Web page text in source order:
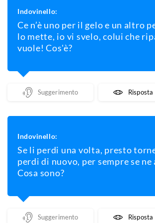
Indovinello:
Ce n’è uno per il gelo e un altro
lo mette, io vi svelo, colui che
vuole! Cos'è?
Mostra Un Suggerimento Mostra La Risposta
Indovinello:
Se li perdi una volta, presto
perdi di nuovo, per sempre se ne
Cosa sono?
Mostra Un Suggerimento Mostra La Risposta